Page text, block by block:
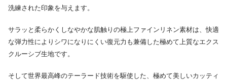
洗練された印象を与えます。
サラッと柔らかくしなやかな肌触りの極上ファインリネン素材は、快適
な弾力性によりシワになりにくい復元力も兼備した極めて上質なエクス
クルーシブ生地です。
そして世界最高峰のテーラード技術を駆使した、極めて美しいカッティ